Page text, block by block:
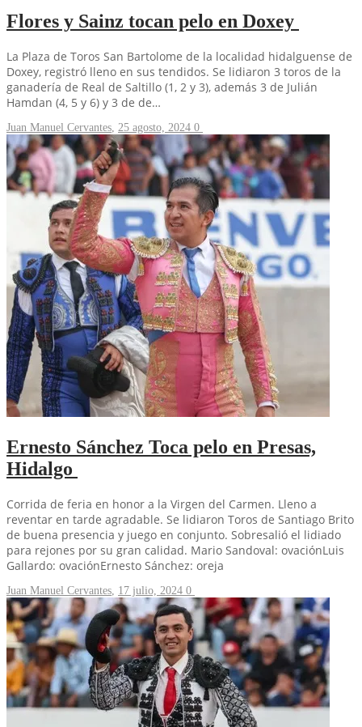
Flores y Sainz tocan pelo en Doxey
La Plaza de Toros San Bartolome de la localidad hidalguense de
Doxey, registró lleno en sus tendidos. Se lidiaron 3 toros de la
ganadería de Real de Saltillo (1, 2 y 3), además 3 de Julián
Hamdan (4, 5 y 6) y 3 de de…
Juan Manuel Cervantes, 25 agosto, 2024 0
Ernesto Sánchez Toca pelo en Presas,
Hidalgo
Corrida de feria en honor a la Virgen del Carmen. Lleno a
reventar en tarde agradable. Se lidiaron Toros de Santiago Brito
de buena presencia y juego en conjunto. Sobresalió el lidiado
para rejones por su gran calidad. Mario Sandoval: ovaciónLuis
Gallardo: ovaciónErnesto Sánchez: oreja
Juan Manuel Cervantes, 17 julio, 2024 0